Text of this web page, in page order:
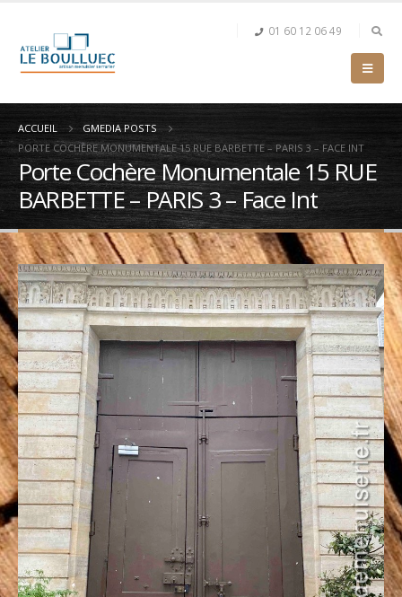
01 60 12 06 49
ACCUEIL
GMEDIA POSTS
PORTE COCHÈRE MONUMENTALE 15 RUE BARBETTE – PARIS 3 – FACE INT
Porte Cochère Monumentale 15 RUE
BARBETTE – PARIS 3 – Face Int